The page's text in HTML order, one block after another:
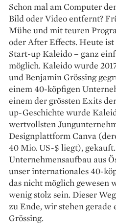
Schon mal am Computer
Bild oder Video entfernt?
Mühe und mit teuren
oder After Effects. Heute
Start-up Kaleido – ganz
möglich. Kaleido wurde
und Benjamin Grössing
einem 40-köpfigen
einem der grössten Exits
up-Geschichte wurde
wertvollsten
Designplattform Canva
40 Mio. US-$ liegt),
Unternehmensaufbau aus
unser internationales 40-
das nicht möglich gewesen
wenig stolz sein. Dieser
zu Ende, wir stehen gerade
Grössing.